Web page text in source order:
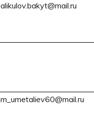
alikulov.bakyt@mail.ru
m_umetaliev60@mail.ru